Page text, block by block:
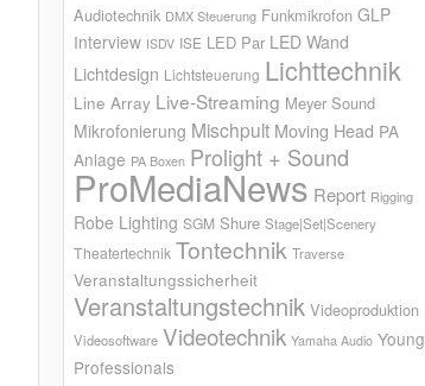
Audiotechnik DMX Steuerung Funkmikrofon GLP
Interview ISDV ISE LED Par LED Wand
Lichtdesign Lichtsteuerung Lichttechnik
Line Array Live-Streaming Meyer Sound
Mikrofonierung Mischpult Moving Head PA
Anlage PA Boxen Prolight + Sound
ProMediaNews Report Rigging
Robe Lighting SGM Shure Stage|Set|Scenery
Theatertechnik Tontechnik Traverse
Veranstaltungssicherheit
Veranstaltungstechnik Videoproduktion
Videosoftware Videotechnik Yamaha Audio Young
Professionals